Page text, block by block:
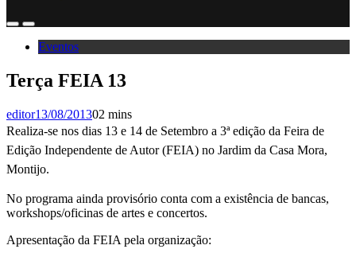
Eventos
Terça FEIA 13
editor13/08/201302 mins
Realiza-se nos dias 13 e 14 de Setembro a 3ª edição da Feira de
Edição Independente de Autor(FEIA) no Jardim da Casa Mora,
Montijo.
No programa ainda provisório conta com a existência de bancas,
workshops/oficinas de artes e concertos.
Apresentação da FEIA pela organização: